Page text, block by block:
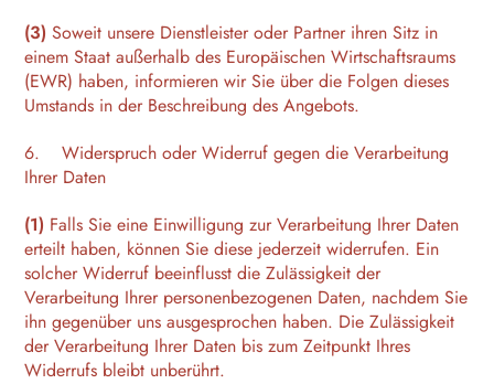
(3) Soweit unsere Dienstleister oder Partner ihren Sitz in
einem Staat außerhalb des Europäischen Wirtschaftsraums
(EWR) haben, informieren wir Sie über die Folgen dieses
Umstands in der Beschreibung des Angebots.
6. Widerspruch oder Widerruf gegen die Verarbeitung
Ihrer Daten
(1) Falls Sie eine Einwilligung zur Verarbeitung Ihrer Daten
erteilt haben, können Sie diese jederzeit widerrufen. Ein
solcher Widerruf beeinflusst die Zulässigkeit der
Verarbeitung Ihrer personenbezogenen Daten, nachdem Sie
ihn gegenüber uns ausgesprochen haben. Die Zulässigkeit
der Verarbeitung Ihrer Daten bis zum Zeitpunkt Ihres
Widerrufs bleibt unberührt.